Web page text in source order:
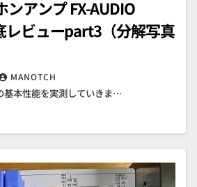
ンアンプ FX-AUDIO
レビューpart3（分解写真
MANOTCH
基本性能を実測していきま…